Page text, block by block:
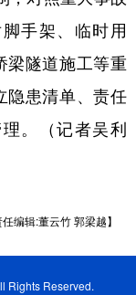
手架、临时用
梁隧道施工等重
隐患清单、责任
。（记者吴利
任编辑:董云竹 郭梁越】
Rights Reserved.